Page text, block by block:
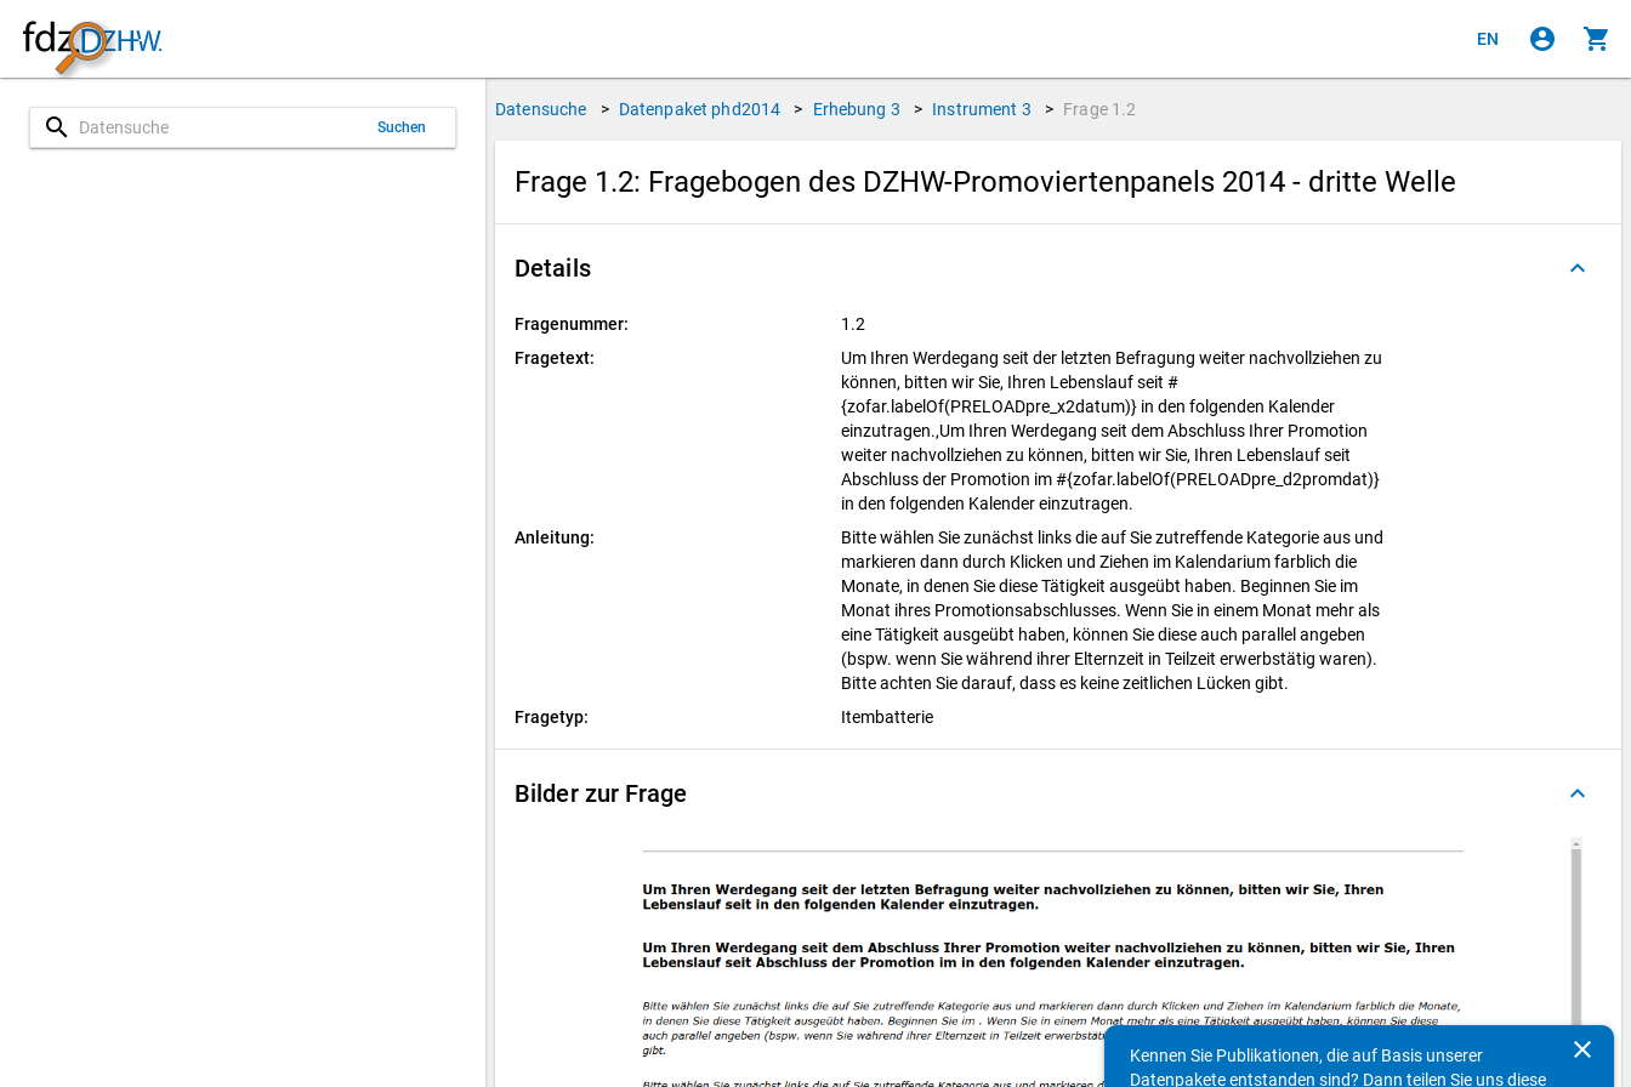
EN account_circle shopping_cart
search Suchen
Datensuche > Datenpaket phd2014 > Erhebung 3 > Instrument 3 > Frage 1.2
Frage 1.2: Fragebogen des DZHW-Promoviertenpanels 2014 - dritte Welle
Details keyboard_arrow_up
Fragenummer:
1.2
Fragetext:
Um Ihren Werdegang seit der letzten Befragung weiter nachvollziehen zu
können, bitten wir Sie, Ihren Lebenslauf seit #
{zofar.labelOf(PRELOADpre_x2datum)} in den folgenden Kalender
einzutragen.,Um Ihren Werdegang seit dem Abschluss Ihrer Promotion
weiter nachvollziehen zu können, bitten wir Sie, Ihren Lebenslauf seit
Abschluss der Promotion im #{zofar.labelOf(PRELOADpre_d2promdat)}
in den folgenden Kalender einzutragen.
Anleitung:
Bitte wählen Sie zunächst links die auf Sie zutreffende Kategorie aus und
markieren dann durch Klicken und Ziehen im Kalendarium farblich die
Monate, in denen Sie diese Tätigkeit ausgeübt haben. Beginnen Sie im
Monat ihres Promotionsabschlusses. Wenn Sie in einem Monat mehr als
eine Tätigkeit ausgeübt haben, können Sie diese auch parallel angeben
(bspw. wenn Sie während ihrer Elternzeit in Teilzeit erwerbstätig waren).
Bitte achten Sie darauf, dass es keine zeitlichen Lücken gibt.
Fragetyp:
Itembatterie
Bilder zur Frage keyboard_arrow_up
clear
Kennen Sie Publikationen, die auf Basis unserer
Datenpakete entstanden sind? Dann teilen Sie uns diese